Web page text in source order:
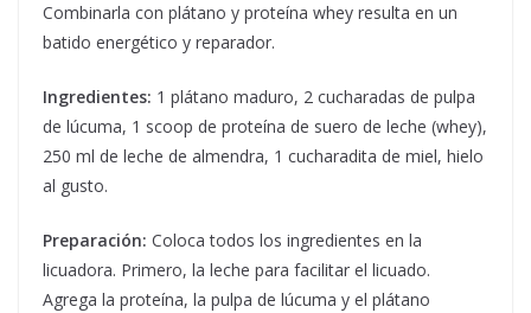
Combinarla con plátano y proteína whey resulta en un
batido energético y reparador.
Ingredientes: 1 plátano maduro, 2 cucharadas de pulpa
de lúcuma, 1 scoop de proteína de suero de leche (whey),
250 ml de leche de almendra, 1 cucharadita de miel, hielo
al gusto.
Preparación: Coloca todos los ingredientes en la
licuadora. Primero, la leche para facilitar el licuado.
Agrega la proteína, la pulpa de lúcuma y el plátano